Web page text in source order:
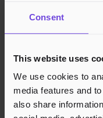
Consent
This website uses
We use cookies to
media features and
also share